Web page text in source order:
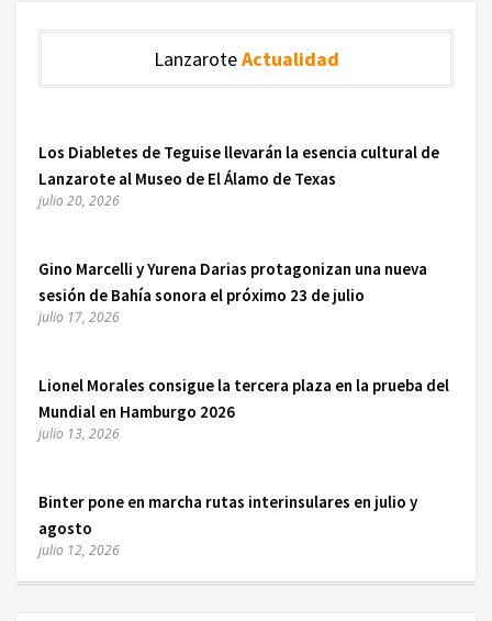
LanzaroteActualidad
Los Diabletes de Teguise llevarán la esencia cultural de
Lanzarote al Museo de El Álamo de Texas
julio 20, 2026
Gino Marcelli y Yurena Darias protagonizan una nueva
sesión de Bahía sonora el próximo 23 de julio
julio 17, 2026
Lionel Morales consigue la tercera plaza en la prueba del
Mundial en Hamburgo 2026
julio 13, 2026
Binter pone en marcha rutas interinsulares en julio y
agosto
julio 12, 2026